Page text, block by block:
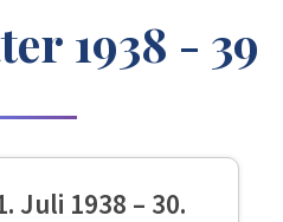
1938 - 39
Juli 1938 – 30.